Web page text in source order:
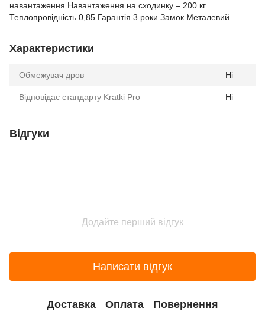
навантаження Навантаження на сходинку – 200 кг
Теплопровідність 0,85 Гарантія 3 роки Замок Металевий
Характеристики
Обмежувач дров Ні
Відповідає стандарту Kratki Pro Ні
Відгуки
Додайте перший відгук
Написати відгук
Доставка Оплата Повернення